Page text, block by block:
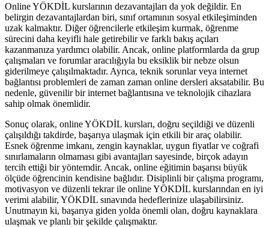
Online YÖKDİL kurslarının dezavantajları da yok değildir. En
belirgin dezavantajlardan biri, sınıf ortamının sosyal etkileşiminden
uzak kalmaktır. Diğer öğrencilerle etkileşim kurmak, öğrenme
sürecini daha keyifli hale getirebilir ve farklı bakış açıları
kazanmanıza yardımcı olabilir. Ancak, online platformlarda da grup
çalışmaları ve forumlar aracılığıyla bu eksiklik bir nebze olsun
giderilmeye çalışılmaktadır. Ayrıca, teknik sorunlar veya internet
bağlantısı problemleri de zaman zaman online dersleri aksatabilir. Bu
nedenle, güvenilir bir internet bağlantısına ve teknolojik cihazlara
sahip olmak önemlidir.
Sonuç olarak, online YÖKDİL kursları, doğru seçildiği ve düzenli
çalışıldığı takdirde, başarıya ulaşmak için etkili bir araç olabilir.
Esnek öğrenme imkanı, zengin kaynaklar, uygun fiyatlar ve coğrafi
sınırlamaların olmaması gibi avantajları sayesinde, birçok adayın
tercih ettiği bir yöntemdir. Ancak, online eğitimin başarısı büyük
ölçüde öğrencinin kendisine bağlıdır. Disiplinli bir çalışma programı,
motivasyon ve düzenli tekrar ile online YÖKDİL kurslarından en iyi
verimi alabilir, YÖKDİL sınavında hedeflerinize ulaşabilirsiniz.
Unutmayın ki, başarıya giden yolda önemli olan, doğru kaynaklara
ulaşmak ve planlı bir şekilde çalışmaktır.